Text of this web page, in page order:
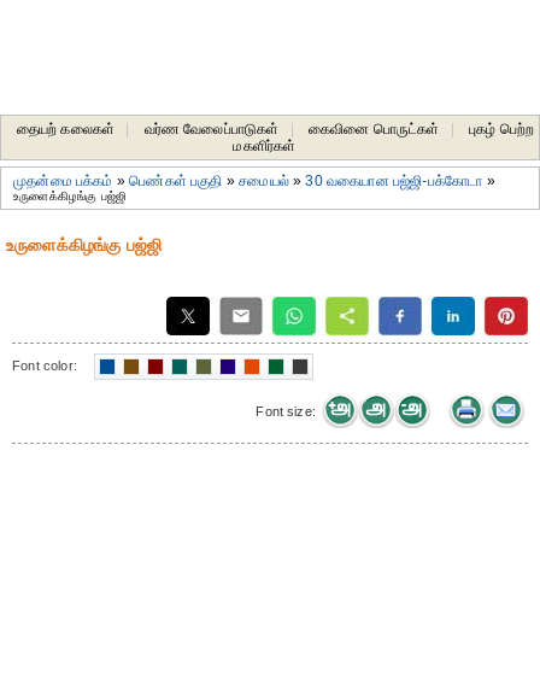
தையற் கலைகள் வர்ண வேலைப்பாடுகள் கைவினை பொருட்கள்
புகழ் பெற்ற
மகளிர்கள்
முதன்மை பக்கம் »பெண்கள் பகுதி »சமையல்»30 வகையான பஜ்ஜி-பக்கோடா »
உருளைக்கிழங்கு பஜ்ஜி
உருளைக்கிழங்கு பஜ்ஜி
Font color:
Font size: